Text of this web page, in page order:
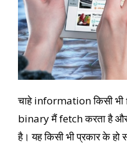
चाहे information किसी भी
binary मैं fetch करता है
है। यह किसी भी प्रकार के